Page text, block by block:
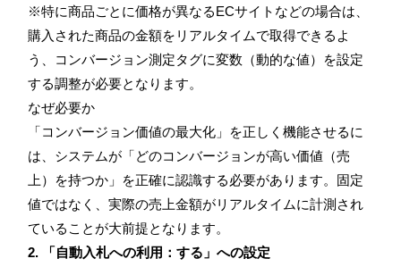
※特に商品ごとに価格が異なるECサイトなどの場合は、
購入された商品の金額をリアルタイムで取得できるよ
う、コンバージョン測定タグに変数（動的な値）を設定
する調整が必要となります。
なぜ必要か
「コンバージョン価値の最大化」を正しく機能させるに
は、システムが「どのコンバージョンが高い価値（売
上）を持つか」を正確に認識する必要があります。固定
値ではなく、実際の売上金額がリアルタイムに計測され
ていることが大前提となります。
2. 「自動入札への利用：する」への設定